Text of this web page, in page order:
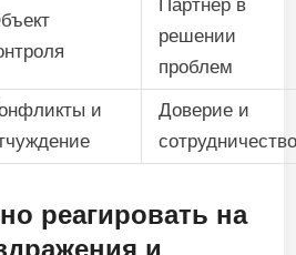
Партнер в
решении
проблем
и
Доверие и
реагировать на
и